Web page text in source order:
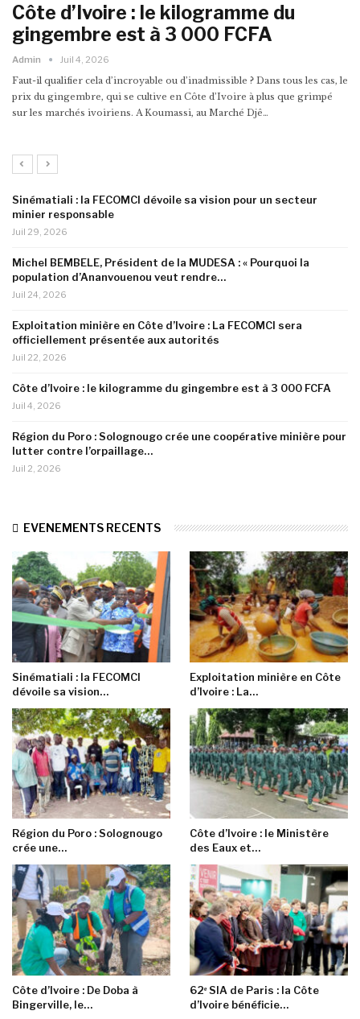
Côte d’Ivoire : le kilogramme du
gingembre est à 3 000 FCFA
Admin
Juil 4, 2026
Faut-il qualifier cela d’incroyable ou d’inadmissible ? Dans tous les cas, le
prix du gingembre, qui se cultive en Côte d’Ivoire à plus que grimpé
sur les marchés ivoiriens. A Koumassi, au Marché Djê…
Sinématiali : la FECOMCI dévoile sa vision pour un secteur
minier responsable
Juil 29, 2026
Michel BEMBELE, Président de la MUDESA : « Pourquoi la
population d’Ananvouenou veut rendre…
Juil 24, 2026
Exploitation minière en Côte d’Ivoire : La FECOMCI sera
officiellement présentée aux autorités
Juil 22, 2026
Côte d’Ivoire : le kilogramme du gingembre est à 3 000 FCFA
Juil 4, 2026
Région du Poro : Solognougo crée une coopérative minière pour
lutter contre l’orpaillage…
Juil 2, 2026
EVENEMENTS RECENTS
Sinématiali : la FECOMCI
dévoile sa vision…
Exploitation minière en Côte
d’Ivoire : La…
Région du Poro : Solognougo
crée une…
Côte d’Ivoire : le Ministère
des Eaux et…
Côte d’Ivoire : De Doba à
Bingerville, le…
62ᵉ SIA de Paris : la Côte
d’Ivoire bénéficie…